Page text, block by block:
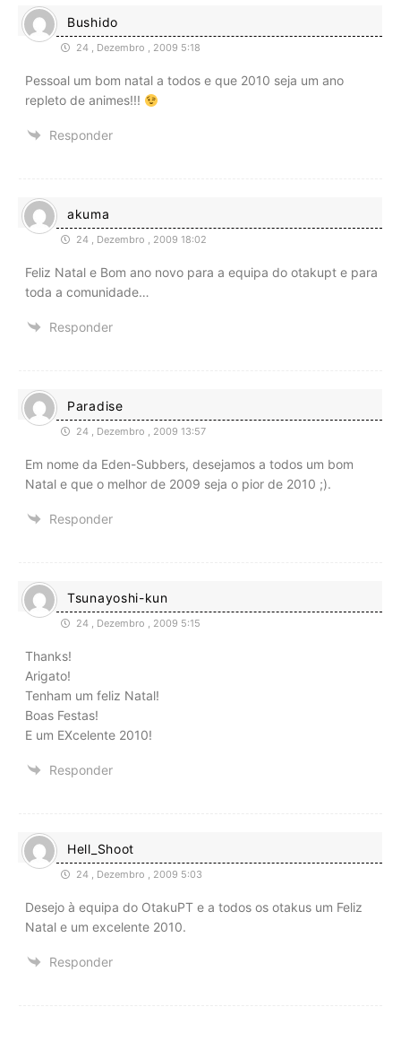
Bushido
24 , Dezembro , 2009 5:18
Pessoal um bom natal a todos e que 2010 seja um ano
repleto de animes!!!
Responder
akuma
24 , Dezembro , 2009 18:02
Feliz Natal e Bom ano novo para a equipa do otakupt e para
toda a comunidade…
Responder
Paradise
24 , Dezembro , 2009 13:57
Em nome da Eden-Subbers, desejamos a todos um bom
Natal e que o melhor de 2009 seja o pior de 2010 ;).
Responder
Tsunayoshi-kun
24 , Dezembro , 2009 5:15
Thanks!
Arigato!
Tenham um feliz Natal!
Boas Festas!
E um EXcelente 2010!
Responder
Hell_Shoot
24 , Dezembro , 2009 5:03
Desejo à equipa do OtakuPT e a todos os otakus um Feliz
Natal e um excelente 2010.
Responder